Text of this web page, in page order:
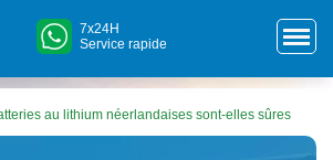
7x24H
Service rapide
au lithium néerlandaises sont-elles sûres